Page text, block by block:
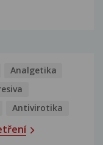
Analgetika
Antivirotika